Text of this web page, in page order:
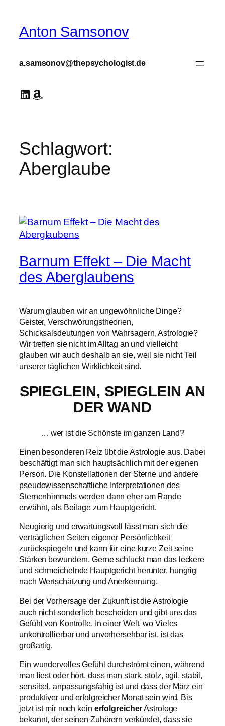
springen
Anton Samsonov
a.samsonov@thepsychologist.de
LinkedIn
Amazon
Schlagwort:
Aberglaube
Barnum Effekt – Die Macht
des Aberglaubens
Warum glauben wir an ungewöhnliche Dinge?
Geister, Verschwörungstheorien,
Schicksalsdeutungen von Wahrsagern, Astrologie?
Wir treffen sie nicht im Alltag an und vielleicht
glauben wir auch deshalb an sie, weil sie nicht Teil
unserer täglichen Wirklichkeit sind.
SPIEGLEIN, SPIEGLEIN AN
DER WAND
… wer ist die Schönste im ganzen Land?
Einen besonderen Reiz übt die Astrologie aus. Dabei
beschäftigt man sich hauptsächlich mit der eigenen
Person. Die Konstellationen der Sterne und andere
pseudowissenschaftliche Interpretationen des
Sternenhimmels werden dann eher am Rande
erwähnt, als Beilage zum Hauptgericht.
Neugierig und erwartungsvoll lässt man sich die
verträglichen Seiten eigener Persönlichkeit
zurückspiegeln und kann für eine kurze Zeit seine
Stärken bewundern. Gerne schluckt man das leckere
und schmeichelnde Hauptgericht herunter, hungrig
nach Wertschätzung und Anerkennung.
Bei der Vorhersage der Zukunft ist die Astrologie
auch nicht sonderlich bescheiden und gibt uns das
Gefühl von Kontrolle. In einer Welt, wo Vieles
unkontrollierbar und unvorhersehbar ist, ist das
großartig.
Ein wundervolles Gefühl durchströmt einen, während
man liest oder hört, dass man stark, stolz, agil, stabil,
sensibel, anpassungsfähig ist und dass der März ein
produktiver und erfolgreicher Monat sein wird. Bis
jetzt ist mir noch kein erfolgreicherAstrologe
bekannt, der seinen Zuhörern verkündet, dass sie